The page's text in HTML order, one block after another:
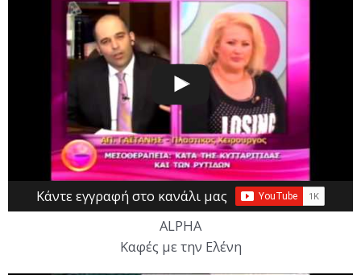
Κάντε εγγραφή στο κανάλι μας
ALPHA
Καφές με την Ελένη